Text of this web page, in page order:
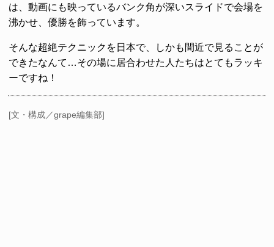
は、動画にも映っているバンク角が深いスライドで会場を
沸かせ、優勝を飾っています。
そんな超絶テクニックを日本で、しかも間近で見ることが
できたなんて…その場に居合わせた人たちはとてもラッキ
ーですね！
[文・構成／grape編集部]